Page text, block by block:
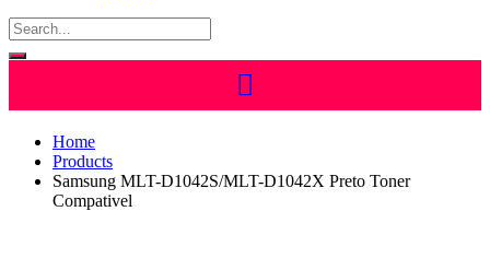
Home
Products
Samsung MLT-D1042S/MLT-D1042X Preto Toner
Compativel